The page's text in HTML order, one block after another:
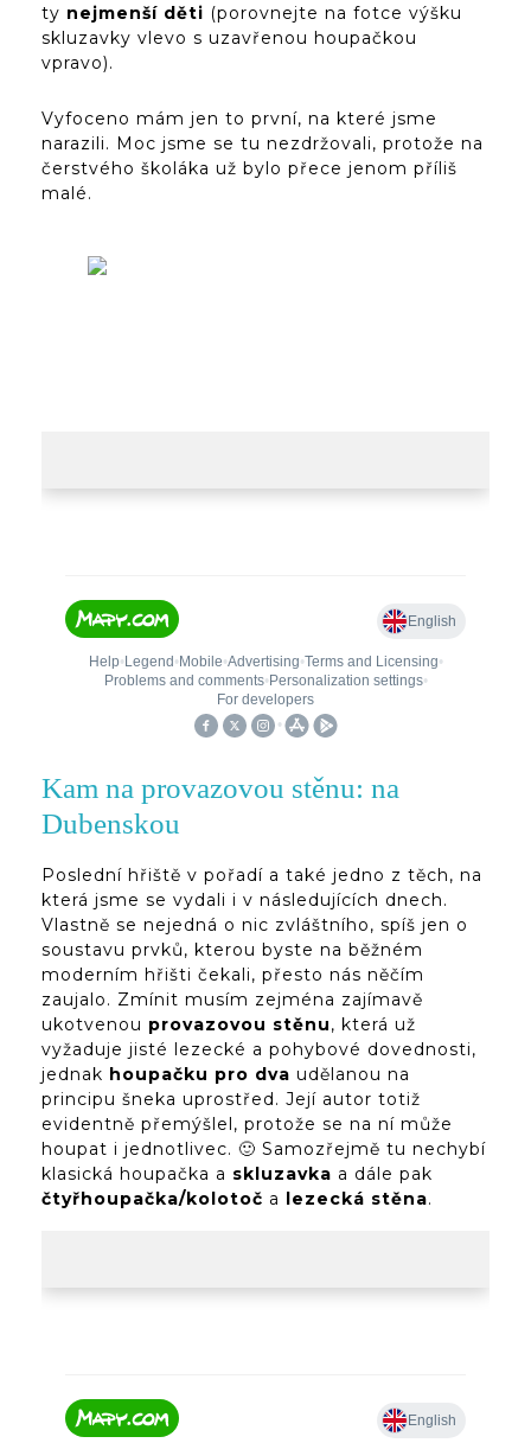
ty nejmenší děti (porovnejte na fotce výšku
skluzavky vlevo s uzavřenou houpačkou
vpravo).
Vyfoceno mám jen to první, na které jsme
narazili. Moc jsme se tu nezdržovali, protože na
čerstvého školáka už bylo přece jenom příliš
malé.
Kam na provazovou stěnu: na
Dubenskou
Poslední hřiště v pořadí a také jedno z těch, na
která jsme se vydali i v následujících dnech.
Vlastně se nejedná o nic zvláštního, spíš jen o
soustavu prvků, kterou byste na běžném
moderním hřišti čekali, přesto nás něčím
zaujalo. Zmínit musím zejména zajímavě
ukotvenou provazovou stěnu, která už
vyžaduje jisté lezecké a pohybové dovednosti,
jednak houpačku pro dva udělanou na
principu šneka uprostřed. Její autor totiž
evidentně přemýšlel, protože se na ní může
houpat i jednotlivec. 🙂 Samozřejmě tu nechybí
klasická houpačka a skluzavka a dále pak
čtyřhoupačka/kolotoč a lezecká stěna.